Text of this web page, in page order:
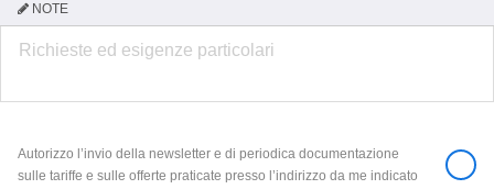
NOTE
Autorizzo l’invio della newsletter e di periodica documentazione
sulle tariffe e sulle offerte praticate presso l’indirizzo da me indicato